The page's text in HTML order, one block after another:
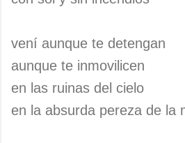
vení aunque te detengan
aunque te inmovilicen
en las ruinas del cielo
en la absurda pereza de la